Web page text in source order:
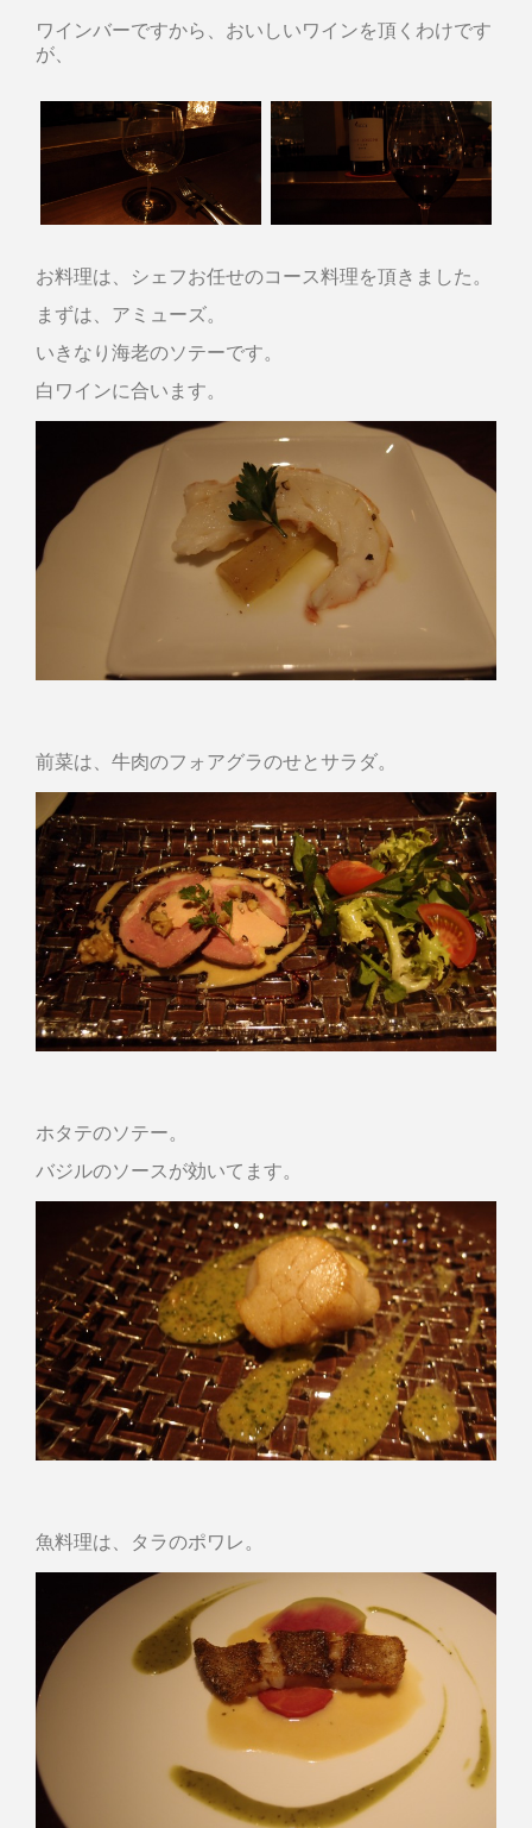
ワインバーですから、おいしいワインを頂くわけです
が、
お料理は、シェフお任せのコース料理を頂きました。
まずは、アミューズ。
いきなり海老のソテーです。
白ワインに合います。
前菜は、牛肉のフォアグラのせとサラダ。
ホタテのソテー。
バジルのソースが効いてます。
魚料理は、タラのポワレ。